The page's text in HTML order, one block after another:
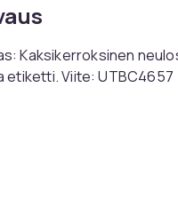
Kaksikerroksinen
Viite: UTBC4657